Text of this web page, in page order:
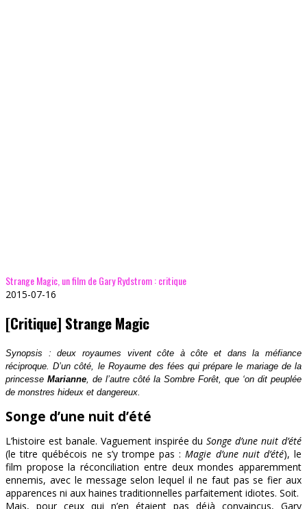
Strange Magic, un film de Gary Rydstrom : critique
2015-07-16
[Critique] Strange Magic
Synopsis : deux royaumes vivent côte à côte et dans la méfiance
réciproque. D’un côté, le Royaume des fées qui prépare le mariage de la
princesse Marianne , de l’autre côté la Sombre Forêt, que ‘on dit peuplée
de monstres hideux et dangereux.
Songe d’une nuit d’été
L’histoire est banale. Vaguement inspirée duSonge d’une nuit d’été
(le titre québécois ne s’y trompe pas :Magie d’une nuit d’été), le
film propose la réconciliation entre deux mondes apparemment
ennemis, avec le message selon lequel il ne faut pas se fier aux
apparences ni aux haines traditionnelles parfaitement idiotes. Soit.
Mais, pour ceux qui n’en étaient pas déjà convaincus, Gary